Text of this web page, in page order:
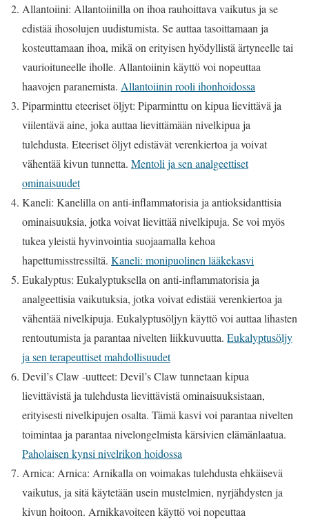
Allantoiini: Allantoiinilla on ihoa rauhoittava vaikutus ja se
edistää ihosolujen uudistumista. Se auttaa tasoittamaan ja
kosteuttamaan ihoa, mikä on erityisen hyödyllistä ärtyneelle tai
vaurioituneelle iholle. Allantoiinin käyttö voi nopeuttaa
haavojen paranemista. Allantoiinin rooli ihonhoidossa
Piparminttu eteeriset öljyt: Piparminttu on kipua lievittävä ja
viilentävä aine, joka auttaa lievittämään nivelkipua ja
tulehdusta. Eteeriset öljyt edistävät verenkiertoa ja voivat
vähentää kivun tunnetta. Mentoli ja sen analgeettiset
ominaisuudet
Kaneli: Kanelilla on anti-inflammatorisia ja antioksidanttisia
ominaisuuksia, jotka voivat lievittää nivelkipuja. Se voi myös
tukea yleistä hyvinvointia suojaamalla kehoa
hapettumisstressiltä. Kaneli: monipuolinen lääkekasvi
Eukalyptus: Eukalyptuksella on anti-inflammatorisia ja
analgeettisia vaikutuksia, jotka voivat edistää verenkiertoa ja
vähentää nivelkipuja. Eukalyptusöljyn käyttö voi auttaa lihasten
rentoutumista ja parantaa nivelten liikkuvuutta. Eukalyptusöljy
ja sen terapeuttiset mahdollisuudet
Devil’s Claw -uutteet: Devil’s Claw tunnetaan kipua
lievittävistä ja tulehdusta lievittävistä ominaisuuksistaan,
erityisesti nivelkipujen osalta. Tämä kasvi voi parantaa nivelten
toimintaa ja parantaa nivelongelmista kärsivien elämänlaatua.
Paholaisen kynsi nivelrikon hoidossa
Arnica: Arnica: Arnikalla on voimakas tulehdusta ehkäisevä
vaikutus, ja sitä käytetään usein mustelmien, nyrjähdysten ja
kivun hoitoon. Arnikkavoiteen käyttö voi nopeuttaa